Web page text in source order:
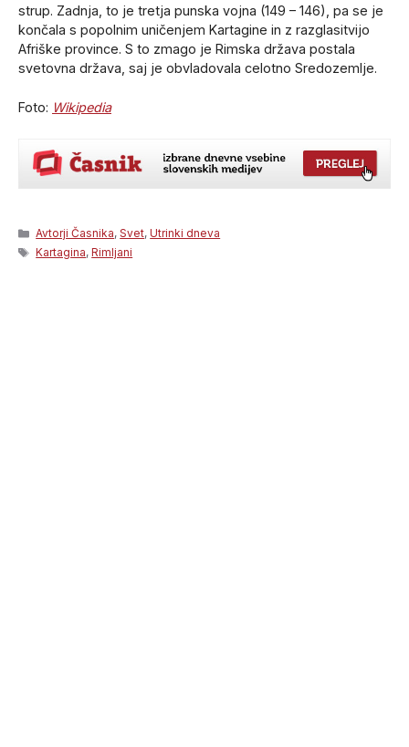
strup. Zadnja, to je tretja punska vojna (149 – 146), pa se je
končala s popolnim uničenjem Kartagine in z razglasitvijo
Afriške province. S to zmago je Rimska država postala
svetovna država, saj je obvladovala celotno Sredozemlje.
Foto: Wikipedia
Categories
Avtorji Časnika,Svet,Utrinki dneva
Tags
Kartagina,Rimljani